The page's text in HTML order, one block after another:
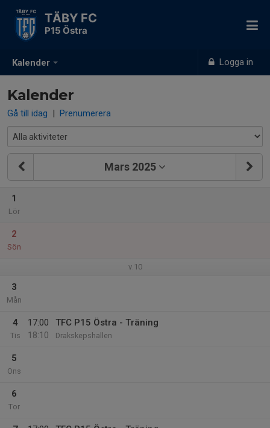
Kalender Logga in
TÄBY FC
P15 Östra
Kalender
Gå till idag | Prenumerera
Mars 2025
1
Lör
2
Sön
v.10
3
Mån
4
Tis
17:00
18:10
TFC P15 Östra - Träning
Drakskepshallen
5
Ons
6
Tor